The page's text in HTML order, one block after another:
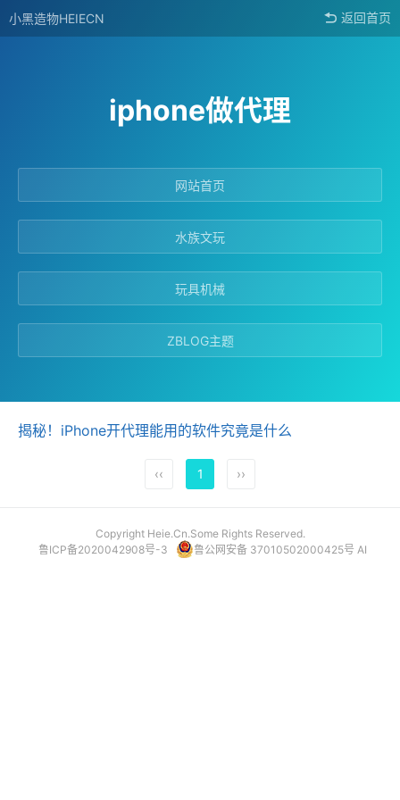
小黑造物HEIECN 返回首页
iphone做代理
网站首页
水族文玩
玩具机械
ZBLOG主题
揭秘！iPhone开代理能用的软件究竟是什么
‹‹ 1 ››
Copyright Heie.Cn.Some Rights Reserved.
鲁ICP备2020042908号-3
鲁公网安备 37010502000425号 AI